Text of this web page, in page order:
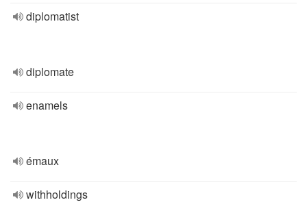
diplomatist
diplomate
enamels
émaux
withholdings